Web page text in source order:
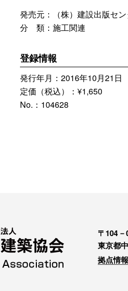
発売元：（株）建設出版セ
分 類：施工関連
登録情報
発行年月：2016年10月21日
定価（税込）：¥1,650
No.：104628
〒104－
東京都
拠点情